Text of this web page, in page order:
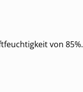
von 85%.